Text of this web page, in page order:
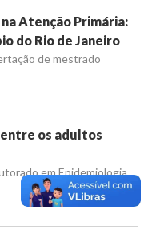
Atenção Primária:
do Rio de Janeiro
de mestrado
os adultos
em Epidemiologia